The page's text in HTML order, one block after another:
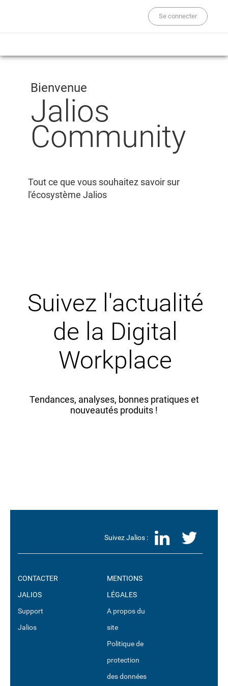
Se connecter
Bienvenue
Jalios
Community
Tout ce que vous souhaitez savoir sur
l'écosystème Jalios
Suivez l'actualité
de la Digital
Workplace
Tendances, analyses, bonnes pratiques et
nouveautés produits !
Suivez Jalios :
CONTACTER
JALIOS
Support
Jalios
MENTIONS
LÉGALES
A propos du
site
Politique de
protection
des données